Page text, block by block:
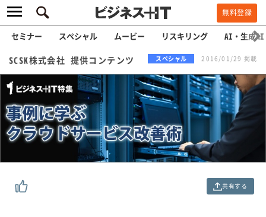
無料登録
セミナー スペシャル ムービー リスキリング AI・生成AI
SCSK株式会社 提供コンテンツ スペシャル 2016/01/29 掲載
共有する